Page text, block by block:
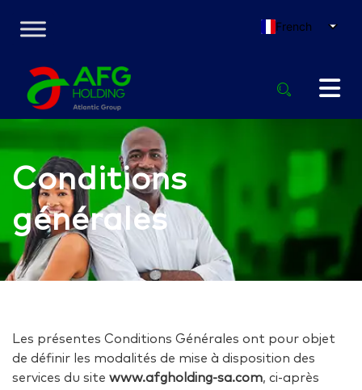
French
Conditions
générales
Les présentes Conditions Générales ont pour objet
de définir les modalités de mise à disposition des
services du site www.afgholding-sa.com, ci-après